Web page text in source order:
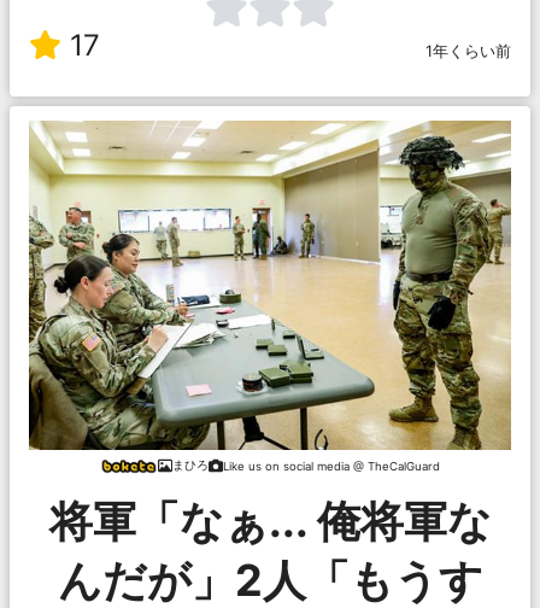
17 1年くらい前
まひろ Like us on social media @ TheCalGuard
将軍「なぁ... 俺将軍な
んだが」2人「もうす